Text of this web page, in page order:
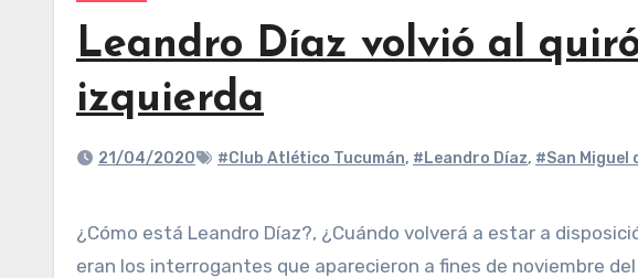
Leandro Díaz volvió al
izquierda
21/04/2020 #Club Atlético Tucumán, #Leandro Díaz, #San Miguel
¿Cómo está Leandro Díaz?, ¿Cuándo volverá a estar a disposición del cuerpo Técnico?, ¿Por qué tuvieron que operarlo dos veces en una semana? esos
eran los interrogantes que aparecieron a fines de noviembre